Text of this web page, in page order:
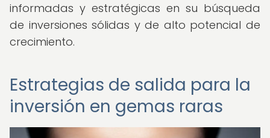
informadas y estratégicas en su búsqueda
de inversiones sólidas y de alto potencial de
crecimiento.
Estrategias de salida para la
inversión en gemas raras